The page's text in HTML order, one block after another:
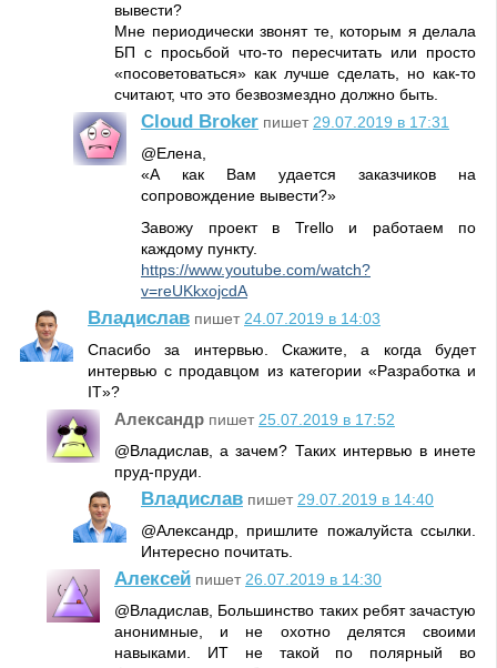
вывести?
Мне периодически звонят те, которым я делала
БП с просьбой что-то пересчитать или просто
«посоветоваться» как лучше сделать, но как-то
считают, что это безвозмездно должно быть.
Cloud Broker пишет 29.07.2019 в 17:31
@Елена,
«А как Вам удается заказчиков на
сопровождение вывести?»
Завожу проект в Trello и работаем по
каждому пункту.
https://www.youtube.com/watch?
v=reUKkxojcdA
Владислав пишет 24.07.2019 в 14:03
Спасибо за интервью. Скажите, а когда будет
интервью с продавцом из категории «Разработка и
IT»?
Александр пишет 25.07.2019 в 17:52
@Владислав, а зачем? Таких интервью в инете
пруд-пруди.
Владислав пишет 29.07.2019 в 14:40
@Александр, пришлите пожалуйста ссылки.
Интересно почитать.
Алексей пишет 26.07.2019 в 14:30
@Владислав, Большинство таких ребят зачастую
анонимные, и не охотно делятся своими
навыками. ИТ не такой по полярный во